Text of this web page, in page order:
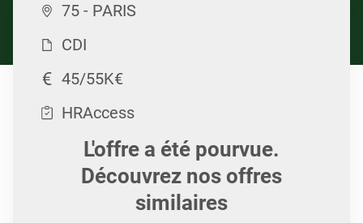
75 - PARIS
CDI
45/55K€
HRAccess
L'offre a été pourvue.
Découvrez nos offres
similaires